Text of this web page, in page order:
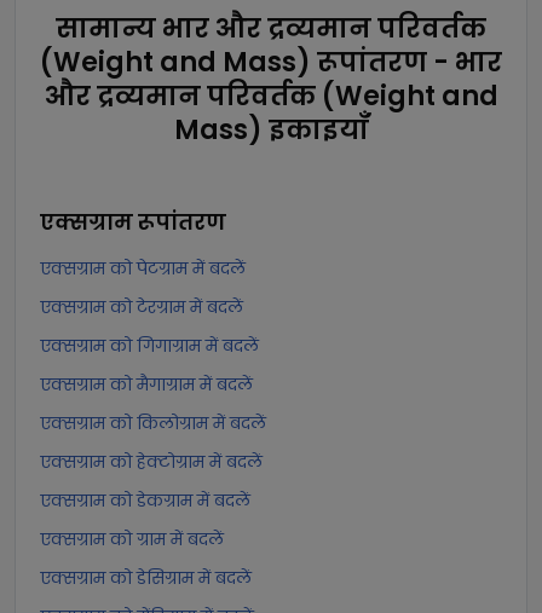
सामान्य भार और द्रव्यमान परिवर्तक
(Weight and Mass) रूपांतरण - भार
और द्रव्यमान परिवर्तक (Weight and
Mass) इकाइयाँ
एक्सग्रामरूपांतरण
एक्सग्राम को पेटग्राम में बदलें
एक्सग्राम को टेरग्राम में बदलें
एक्सग्राम को गिगाग्राम में बदलें
एक्सग्राम को मैगाग्राम में बदलें
एक्सग्राम को किलोग्राम में बदलें
एक्सग्राम को हेक्टोग्राम में बदलें
एक्सग्राम को डेकग्राम में बदलें
एक्सग्राम को ग्राम में बदलें
एक्सग्राम को डेसिग्राम में बदलें